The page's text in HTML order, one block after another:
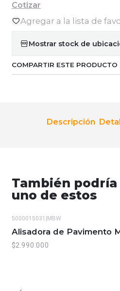
Cotizar
Agregar a la lista de
Mostrar stock de
COMPARTIR ESTE PRODUCTO
Descripción
También
uno de estos
5000015031 MBW
Alisadora de Pavimento
$2.990.000